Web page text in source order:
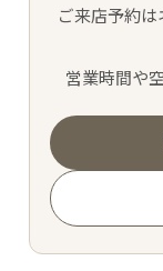
SNS
ご来店予約
営業時間や